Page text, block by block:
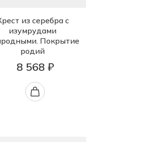
из серебра с
изумрудами
Покрытие
родий
8 568 ₽